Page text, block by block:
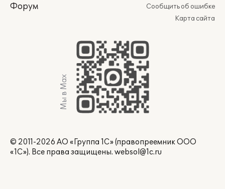
Форум
Сообщить об ошибке
Карта сайта
Мы в Max
© 2011-2026 АО «Группа 1С» (правопреемник ООО
«1С»). Все права защищены. websol@1c.ru